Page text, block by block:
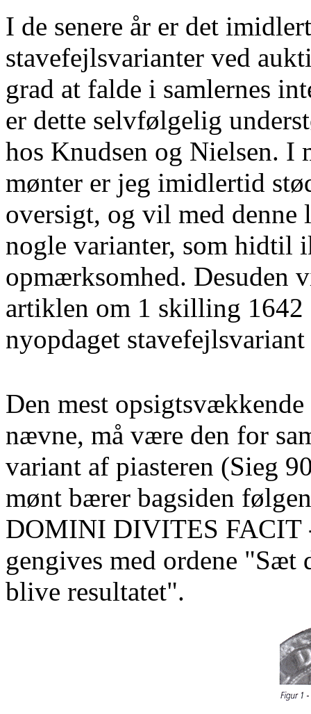
I de senere år er det
stavefejlsvarianter ved
grad at falde i samlernes
er dette selvfølgelig
hos Knudsen og Nielsen.
mønter er jeg imidlertid
oversigt, og vil med
nogle varianter, som hidtil
opmærksomhed. Desuden
artiklen om 1 skilling 1642
nyopdaget
Den mest
nævne, må være den for
variant af piasteren (Sieg
mønt bærer bagsiden
DOMINI DIVITES FACIT
gengives med ordene
blive resultatet".